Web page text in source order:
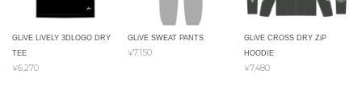
GLiVE LiVELY 3DLOGO DRY
TEE
¥6,270
GLiVE SWEAT PANTS
¥7,150
GLiVE CROSS DRY ZiP
HOODIE
¥7,480